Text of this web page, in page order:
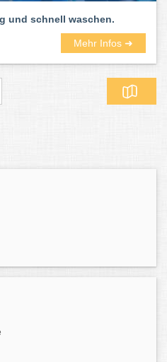
und schnell waschen.
Mehr Infos ➜